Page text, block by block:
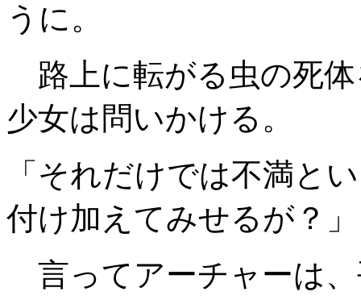
うに。
路上に転がる虫の死
少女は問いかける。
「それだけでは不満と
付け加えてみせるが？」
言ってアーチャーは